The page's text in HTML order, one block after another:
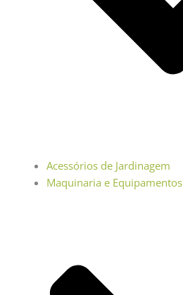
Acessórios de Jardinagem
Maquinaria e Equipamentos